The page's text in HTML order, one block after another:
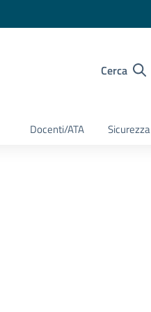
Cerca
Docenti/ATA Sicurezza